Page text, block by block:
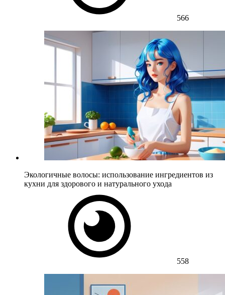
566
Экологичные волосы: использование ингредиентов из
кухни для здорового и натурального ухода
558